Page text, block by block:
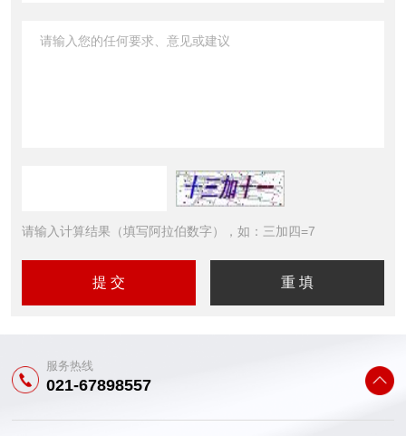
请输入计算结果（填写阿拉伯数字），如：三加四=7
服务热线
021-67898557